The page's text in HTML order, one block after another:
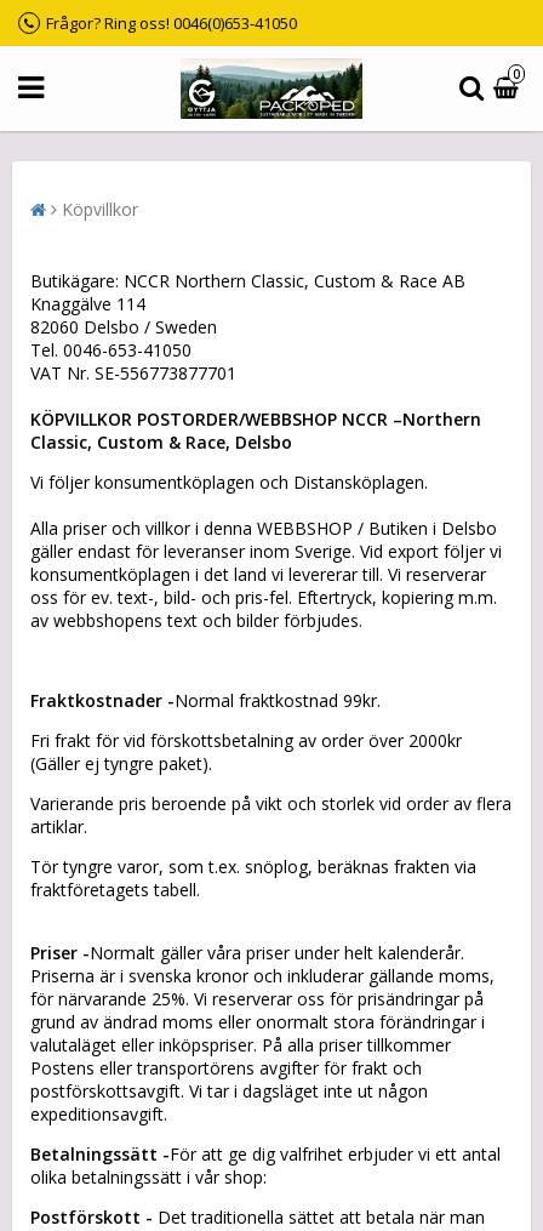
Frågor? Ring oss! 0046(0)653-41050
0
Köpvillkor
Butikägare: NCCR Northern Classic, Custom & Race AB
Knaggälve 114
82060 Delsbo / Sweden
Tel. 0046-653-41050
VAT Nr. SE-556773877701
KÖPVILLKOR POSTORDER/WEBBSHOP NCCR –Northern
Classic, Custom & Race, Delsbo
Vi följer konsumentköplagen och Distansköplagen.
Alla priser och villkor i denna WEBBSHOP / Butiken i Delsbo
gäller endast för leveranser inom Sverige. Vid export följer vi
konsumentköplagen i det land vi levererar till. Vi reserverar
oss för ev. text-, bild- och pris-fel. Eftertryck, kopiering m.m.
av webbshopens text och bilder förbjudes.
Fraktkostnader -Normal fraktkostnad 99kr.
Fri frakt för vid förskottsbetalning av order över 2000kr
(Gäller ej tyngre paket).
Varierande pris beroende på vikt och storlek vid order av flera
artiklar.
Tör tyngre varor, som t.ex. snöplog, beräknas frakten via
fraktföretagets tabell.
Priser -Normalt gäller våra priser under helt kalenderår.
Priserna är i svenska kronor och inkluderar gällande moms,
för närvarande 25%. Vi reserverar oss för prisändringar på
grund av ändrad moms eller onormalt stora förändringar i
valutaläget eller inköpspriser. På alla priser tillkommer
Postens eller transportörens avgifter för frakt och
postförskottsavgift. Vi tar i dagsläget inte ut någon
expeditionsavgift.
Betalningssätt -För att ge dig valfrihet erbjuder vi ett antal
olika betalningssätt i vår shop:
Postförskott - Det traditionella sättet att betala när man